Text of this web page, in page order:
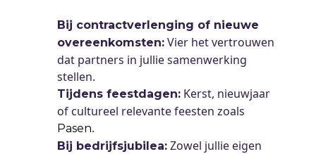
Bij contractverlenging of nieuwe
overeenkomsten: Vier het vertrouwen
dat partners in jullie samenwerking
stellen.
Tijdens feestdagen: Kerst, nieuwjaar
of cultureel relevante feesten zoals
Pasen.
Bij bedrijfsjubilea: Zowel jullie eigen